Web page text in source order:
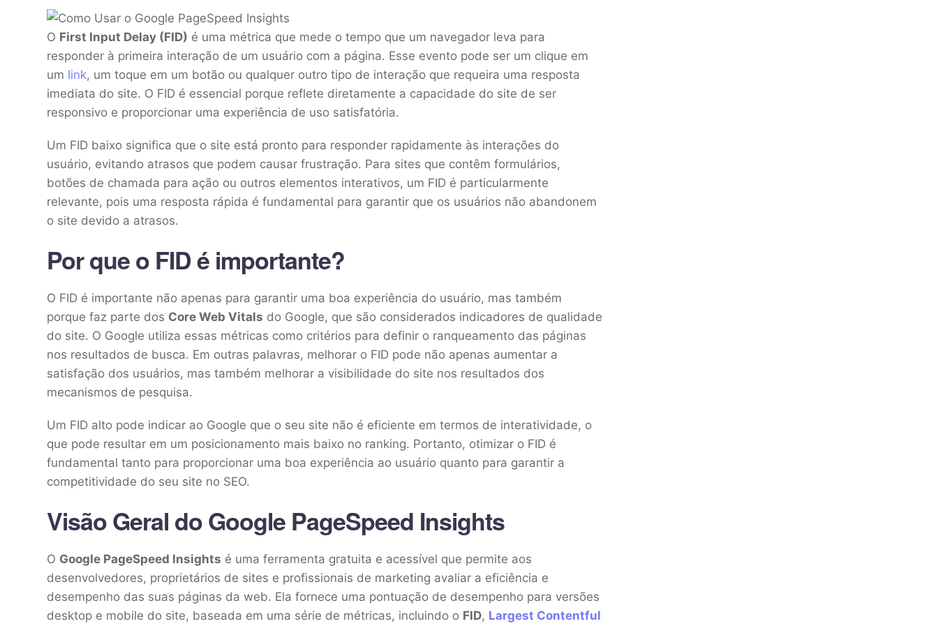
O First Input Delay (FID) é uma métrica que mede o tempo que um navegador leva para
responder à primeira interação de um usuário com a página. Esse evento pode ser um clique em
um link, um toque em um botão ou qualquer outro tipo de interação que requeira uma resposta
imediata do site. O FID é essencial porque reflete diretamente a capacidade do site de ser
responsivo e proporcionar uma experiência de uso satisfatória.
Um FID baixo significa que o site está pronto para responder rapidamente às interações do
usuário, evitando atrasos que podem causar frustração. Para sites que contêm formulários,
botões de chamada para ação ou outros elementos interativos, um FID é particularmente
relevante, pois uma resposta rápida é fundamental para garantir que os usuários não abandonem
o site devido a atrasos.
Por que o FID é importante?
O FID é importante não apenas para garantir uma boa experiência do usuário, mas também
porque faz parte dos Core Web Vitals do Google, que são considerados indicadores de qualidade
do site. O Google utiliza essas métricas como critérios para definir o ranqueamento das páginas
nos resultados de busca. Em outras palavras, melhorar o FID pode não apenas aumentar a
satisfação dos usuários, mas também melhorar a visibilidade do site nos resultados dos
mecanismos de pesquisa.
Um FID alto pode indicar ao Google que o seu site não é eficiente em termos de interatividade, o
que pode resultar em um posicionamento mais baixo no ranking. Portanto, otimizar o FID é
fundamental tanto para proporcionar uma boa experiência ao usuário quanto para garantir a
competitividade do seu site no SEO.
Visão Geral do Google PageSpeed Insights
O Google PageSpeed Insights é uma ferramenta gratuita e acessível que permite aos
desenvolvedores, proprietários de sites e profissionais de marketing avaliar a eficiência e
desempenho das suas páginas da web. Ela fornece uma pontuação de desempenho para versões
desktop e mobile do site, baseada em uma série de métricas, incluindo o FID, Largest Contentful